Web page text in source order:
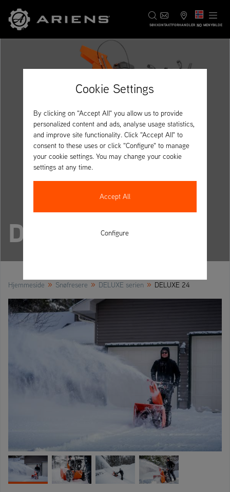
SØKKONTAKTFORHANDLER NO MENYBILDE
DELUXE 24
Hjemmeside » Snøfresere » DELUXE serien » DELUXE 24
Cookie Settings
By clicking on "Accept All" you allow us to provide
personalized content and ads, analyse usage statistics,
and improve site functionality. Click "Accept All" to
consent to these uses or click "Configure" to manage
your cookie settings. You may change your cookie
settings at any time.
Accept All
Configure